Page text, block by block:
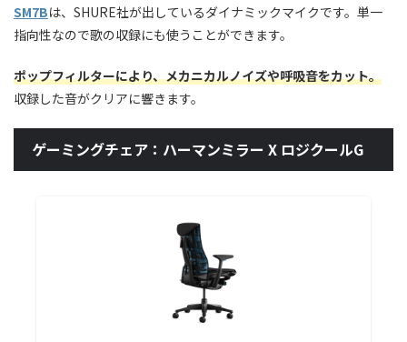
SM7Bは、SHURE社が出しているダイナミックマイクです。単一
指向性なので歌の収録にも使うことができます。
ポップフィルターにより、メカニカルノイズや呼吸音をカット。
収録した音がクリアに響きます。
ゲーミングチェア：ハーマンミラー X ロジクールG